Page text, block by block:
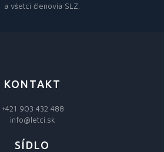
a všetci členovia SLZ.
KONTAKT
+421 903 432 488
info@letci.sk
SÍDLO